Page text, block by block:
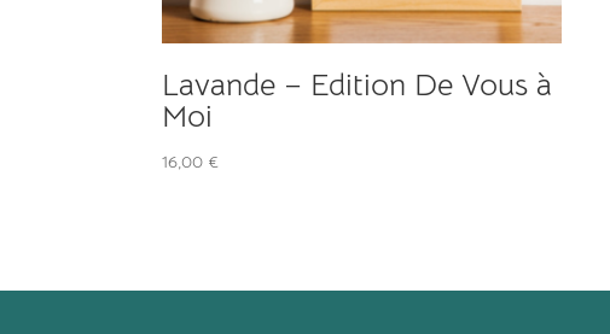
Lavande – Edition De Vous à
Moi
16,00 €